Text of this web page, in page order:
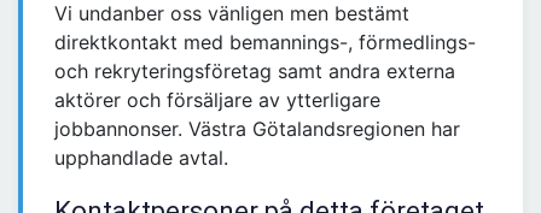
Vi undanber oss vänligen men bestämt
direktkontakt med bemannings-, förmedlings-
och rekryteringsföretag samt andra externa
aktörer och försäljare av ytterligare
jobbannonser. Västra Götalandsregionen har
upphandlade avtal.